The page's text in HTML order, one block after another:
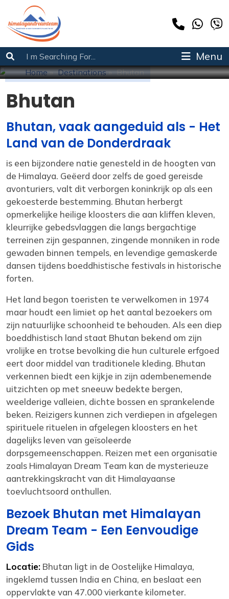
Menu
Bhutan
Home» Destinations» Bhutan
Bhutan
Bhutan, vaak aangeduid als - Het
Land van de Donderdraak
is een bijzondere natie genesteld in de hoogten van
de Himalaya. Geëerd door zelfs de goed gereisde
avonturiers, valt dit verborgen koninkrijk op als een
gekoesterde bestemming. Bhutan herbergt
opmerkelijke heilige kloosters die aan kliffen kleven,
kleurrijke gebedsvlaggen die langs bergachtige
terreinen zijn gespannen, zingende monniken in rode
gewaden binnen tempels, en levendige gemaskerde
dansen tijdens boeddhistische festivals in historische
forten.
Het land begon toeristen te verwelkomen in 1974
maar houdt een limiet op het aantal bezoekers om
zijn natuurlijke schoonheid te behouden. Als een diep
boeddhistisch land staat Bhutan bekend om zijn
vrolijke en trotse bevolking die hun culturele erfgoed
eert door middel van traditionele kleding. Bhutan
verkennen biedt een kijkje in zijn adembenemende
uitzichten op met sneeuw bedekte bergen,
weelderige valleien, dichte bossen en sprankelende
beken. Reizigers kunnen zich verdiepen in afgelegen
spirituele rituelen in afgelegen kloosters en het
dagelijks leven van geïsoleerde
dorpsgemeenschappen. Reizen met een organisatie
zoals Himalayan Dream Team kan de mysterieuze
aantrekkingskracht van dit Himalayaanse
toevluchtsoord onthullen.
Bezoek Bhutan met Himalayan
Dream Team - Een Eenvoudige
Gids
Locatie: Bhutan ligt in de Oostelijke Himalaya,
ingeklemd tussen India en China, en beslaat een
oppervlakte van 47.000 vierkante kilometer.